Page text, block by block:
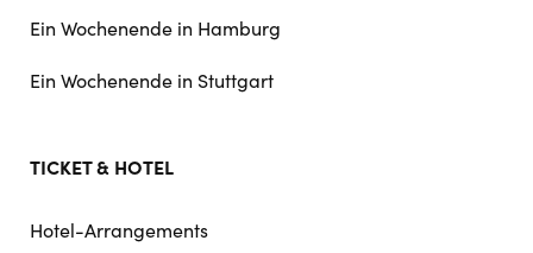
Ein Wochenende in Hamburg
Ein Wochenende in Stuttgart
TICKET & HOTEL
Hotel-Arrangements